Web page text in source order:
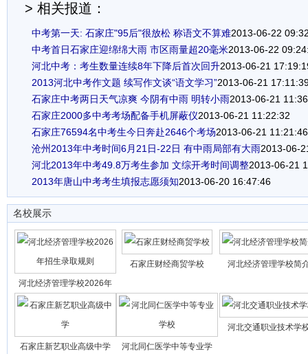
> 相关报道：
中考第一天: 石家庄"95后"很放松 称语文不算难2013-06-22
中考首日石家庄迎绵绵大雨 市区雨量超20毫米2013-06-22
河北中考：考生数量连续8年下降后首次回升2013-06-21
2013河北中考作文题 续写作文谈“语文学习”2013-06-21
石家庄中考两日天气凉爽 今阴有中雨 明转小雨2013-06-21
石家庄2000多中考考场配备手机屏蔽仪2013-06-21 11:22:32
石家庄76594名中考生今日奔赴2646个考场2013-06-21 11:21:46
沧州2013年中考时间6月21日-22日 有中雨局部有大雨2013-06-
河北2013年中考49.8万考生参加 文综开考时间调整2013-06-21
2013年唐山中考考生填报志愿须知2013-06-20 16:47:46
名校展示
河北经济管理学校2026年
石家庄财经商贸学校 河北经济管理学校简
石家庄新艺职业高级中学 河北同仁医学中等专业学
河北交通职业技术学